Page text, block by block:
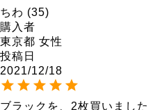
ちわ
35
購入者
東京都 女性
投稿日
2021/12/18
ブラックを、2枚買いました